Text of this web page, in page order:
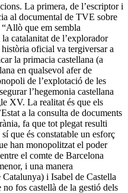
La primera, de l’escriptor i
al documental de TVE sobre
que em sembla
catalanitat de l’explorador
oficial va tergiversar a
la primacia castellana (a
en qualsevol afer de
de l’explotació de les
l’hegemonia castellana
XV. La realitat és que els
a la consulta de documents
fa que tot plegat resulti
que és constatable un esforç
han monopolitzat el poder
el comte de Barcelona
i una manera
i Isabel de Castella
fos castellà de la gestió dels